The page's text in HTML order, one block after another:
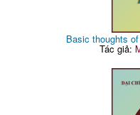
Basic thoughts
Tác giả: